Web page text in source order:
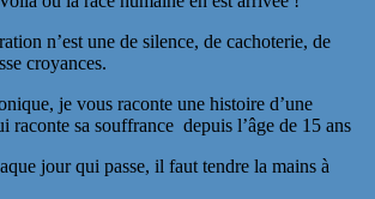
n’est une de silence, de cachoterie, de
croyances.
je vous raconte une histoire d’une
raconte sa souffrance depuis l’âge de 15 ans
jour qui passe, il faut tendre la mains à